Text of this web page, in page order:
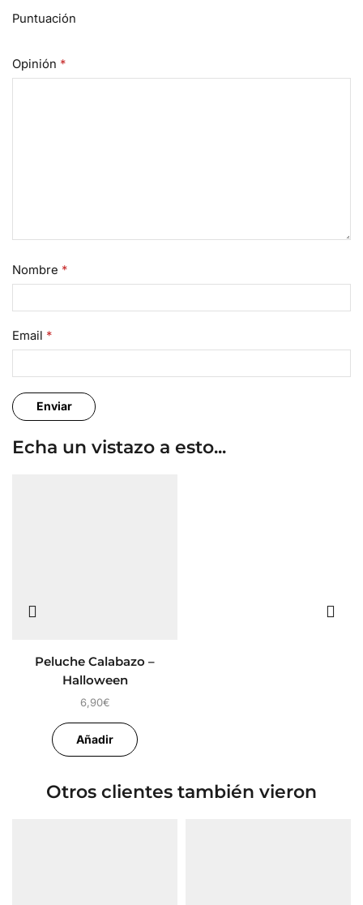
Puntuación
Opinión *
Nombre *
Email *
Echa un vistazo a esto...
Peluche Calabazo –
Halloween
6,90€
Añadir
Otros clientes también vieron